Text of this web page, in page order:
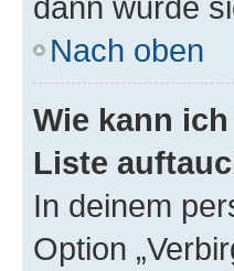
Nach oben
Wie kann
Liste
In deinem
Option